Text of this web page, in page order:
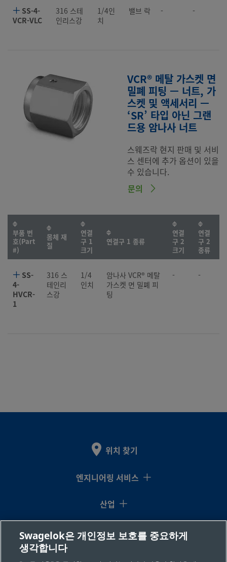
SS-4-
VCR-VLC
316 스테
인리스강
1/4인
치
밸브 락 - -
VCR® 메탈 가스켓 면
밀폐 피팅 — 너트, 가
스켓 및 액세서리 —
‘SR’ 타입 아닌 그랜
드용 암나사 너트
스웨즈락 현지 판매 및 서비
스 센터에 추가 옵션이 있을
수 있습니다.
문의
부품 번
호(Part
#)
몸체 재
질
연결
구 1
크기
연결구 1 종류
연결
구 2
크기
연결
구 2
종류
SS-
4-
HVCR-
1
316 스
테인리
스강
1/4
인치
암나사 VCR® 메탈
가스켓 면 밀폐 피
팅
- -
위치 찾기
엔지니어링 서비스
산업
지식센터
Swagelok은 개인정보 보호를 중요하게
생각합니다